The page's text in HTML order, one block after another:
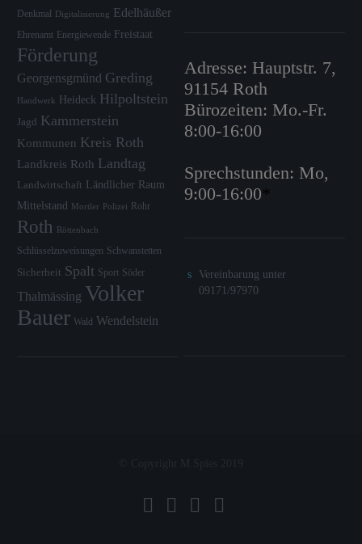
Denkmal Digitalisierung Edelhäußer
Ehrenamt Energiewende Freistaat
Förderung
Georgensgmünd Greding
Handwerk Heideck Hilpoltstein
Jagd Kammerstein
Kommunen Kreis Roth
Landkreis Roth Landtag
Landwirtschaft Ländlicher Raum
Mittelstand Mortler Polizei Rohr
Roth Röttenbach
Schlüsselzuweisungen Schwanstetten
Sicherheit Spalt Sport Söder
Thalmässing Volker
Bauer Wald Wendelstein
Adresse: Hauptstr. 7,
91154 Roth
Bürozeiten: Mo.-Fr.
8:00-16:00
Sprechstunden: Mo,
9:00-16:00*
Vereinbarung unter
09171/97970